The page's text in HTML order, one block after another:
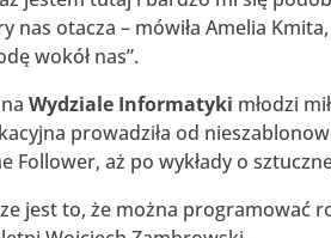
nas otacza – mówiła Amelia
wokół nas”.
naWydziale Informatyki młodzi
prowadziła od
Follower, aż po wykłady o
jest to, że można programować